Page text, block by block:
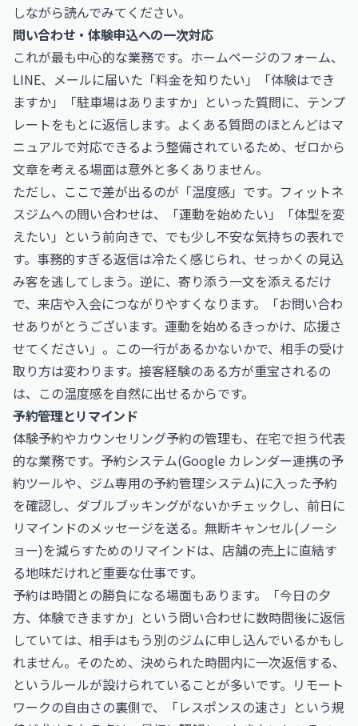
しながら読んでみてください。
問い合わせ・体験申込への一次対応
これが最も中心的な業務です。ホームページのフォーム、
LINE、メールに届いた「料金を知りたい」「体験はでき
ますか」「駐車場はありますか」といった質問に、テンプ
レートをもとに返信します。よくある質問のほとんどはマ
ニュアルで対応できるよう整備されているため、ゼロから
文章を考える場面は意外と多くありません。
ただし、ここで差が出るのが「温度感」です。フィットネ
スジムへの問い合わせは、「運動を始めたい」「体型を変
えたい」という前向きで、でも少し不安な気持ちの表れで
す。事務的すぎる返信は冷たく感じられ、せっかくの見込
み客を逃してしまう。逆に、寄り添う一文を添えるだけ
で、来店や入会につながりやすくなります。「お問い合わ
せありがとうございます。運動を始めるきっかけ、応援さ
せてください」。この一行があるかないかで、相手の受け
取り方は変わります。接客経験のある方が重宝されるの
は、この温度感を自然に出せるからです。
予約管理とリマインド
体験予約やカウンセリング予約の管理も、在宅で担う代表
的な業務です。予約システム(Google カレンダー連携の予
約ツールや、ジム専用の予約管理システム)に入った予約
を確認し、ダブルブッキングがないかチェックし、前日に
リマインドのメッセージを送る。無断キャンセル(ノーシ
ョー)を減らすためのリマインドは、店舗の売上に直結す
る地味だけれど重要な仕事です。
予約は時間との勝負になる場面もあります。「今日の夕
方、体験できますか」という問い合わせに数時間後に返信
していては、相手はもう別のジムに申し込んでいるかもし
れません。そのため、決められた時間内に一次返信する、
というルールが設けられていることが多いです。リモート
ワークの自由さの裏側で、「レスポンスの速さ」という規